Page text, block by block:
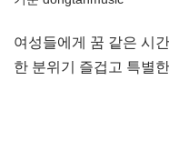
여성들에게 꿈 같은 시
한 분위기 즐겁고 특별